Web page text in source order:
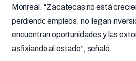
Monreal. “Zacatecas no está
perdiendo empleos, no llegan
encuentran oportunidades y las
asfixiando al estado”, señaló.